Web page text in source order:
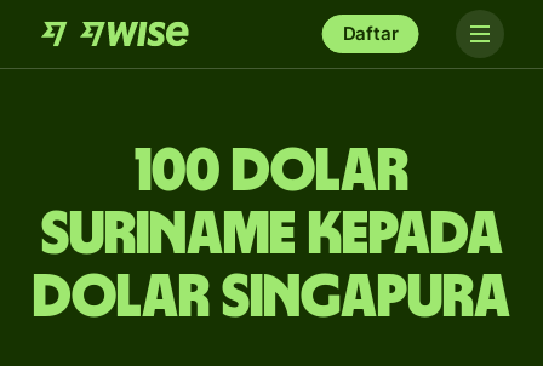
Daftar
100 dolar
Suriname kepada
dolar Singapura